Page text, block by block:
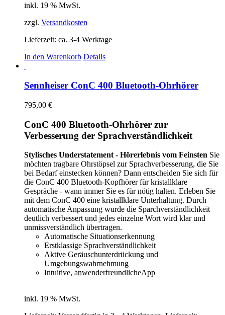
inkl. 19 % MwSt.
zzgl. Versandkosten
Lieferzeit: ca. 3-4 Werktage
In den Warenkorb Details
Sennheiser ConC 400 Bluetooth-Ohrhörer
795,00 €
ConC 400 Bluetooth-Ohrhörer zur
Verbesserung der Sprachverständlichkeit
Stylisches Understatement - Hörerlebnis vom Feinsten Sie
möchten tragbare Ohrstöpsel zur Sprachverbesserung, die Sie
bei Bedarf einstecken können? Dann entscheiden Sie sich für
die ConC 400 Bluetooth-Kopfhörer für kristallklare
Gespräche - wann immer Sie es für nötig halten. Erleben Sie
mit dem ConC 400 eine kristallklare Unterhaltung. Durch
automatische Anpassung wurde die Sparchverständlichkeit
deutlich verbessert und jedes einzelne Wort wird klar und
unmissverständlich übertragen.
Automatische Situationserkennung
Erstklassige Sprachverständlichkeit
Aktive Geräuschunterdrückung und
Umgebungswahrnehmung
Intuitive, anwenderfreundlicheApp
inkl. 19 % MwSt.